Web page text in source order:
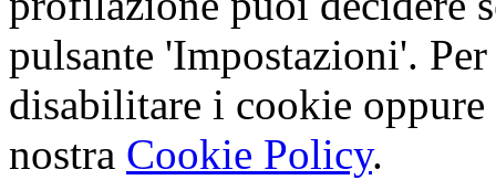
pulsante 'Impostazioni'.
disabilitare i cookie
nostra Cookie Policy.